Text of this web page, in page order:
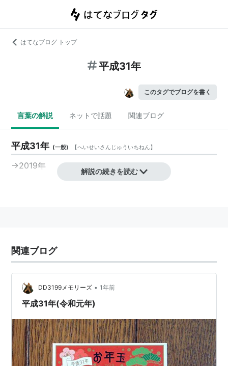
はてなブログ トップ
平成31年
このタグでブログを書く
言葉の解説 ネットで話題 関連ブログ
平成31年 (一般) 【へいせいさんじゅういちねん】
→2019年
解説の続きを読む
関連ブログ
DD3199メモリーズ • 1年前
平成31年(令和元年)